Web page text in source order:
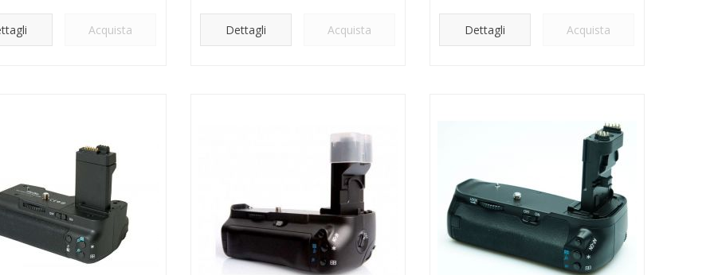
Acquista Dettagli Acquista Dettagli Acquista